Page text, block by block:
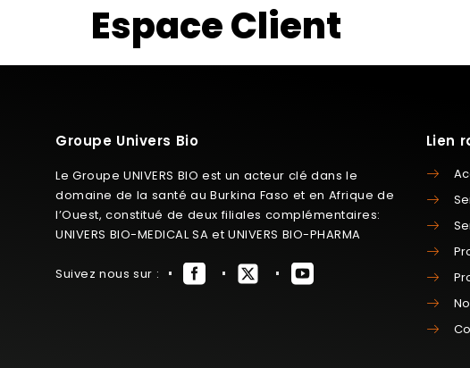
Espace Client
Groupe Univers Bio
Le Groupe UNIVERS BIO est un acteur clé dans le
domaine de la santé au Burkina Faso et en Afrique de
l’Ouest, constitué de deux filiales complémentaires:
UNIVERS BIO-MEDICAL SA et UNIVERS BIO-PHARMA
Suivez nous sur :
Lien